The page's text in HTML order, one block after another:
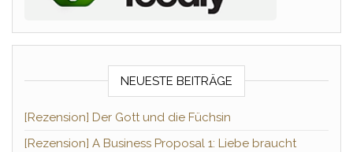
NEUESTE BEITRÄGE
[Rezension] Der Gott und die Füchsin
[Rezension] A Business Proposal 1: Liebe braucht